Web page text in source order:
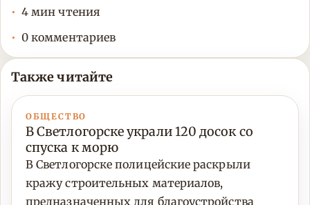
4 мин чтения
0 комментариев
Также читайте
ОБЩЕСТВО
В Светлогорске украли 120 досок со
спуска к морю
В Светлогорске полицейские раскрыли
кражу строительных материалов,
предназначенных для благоустройства